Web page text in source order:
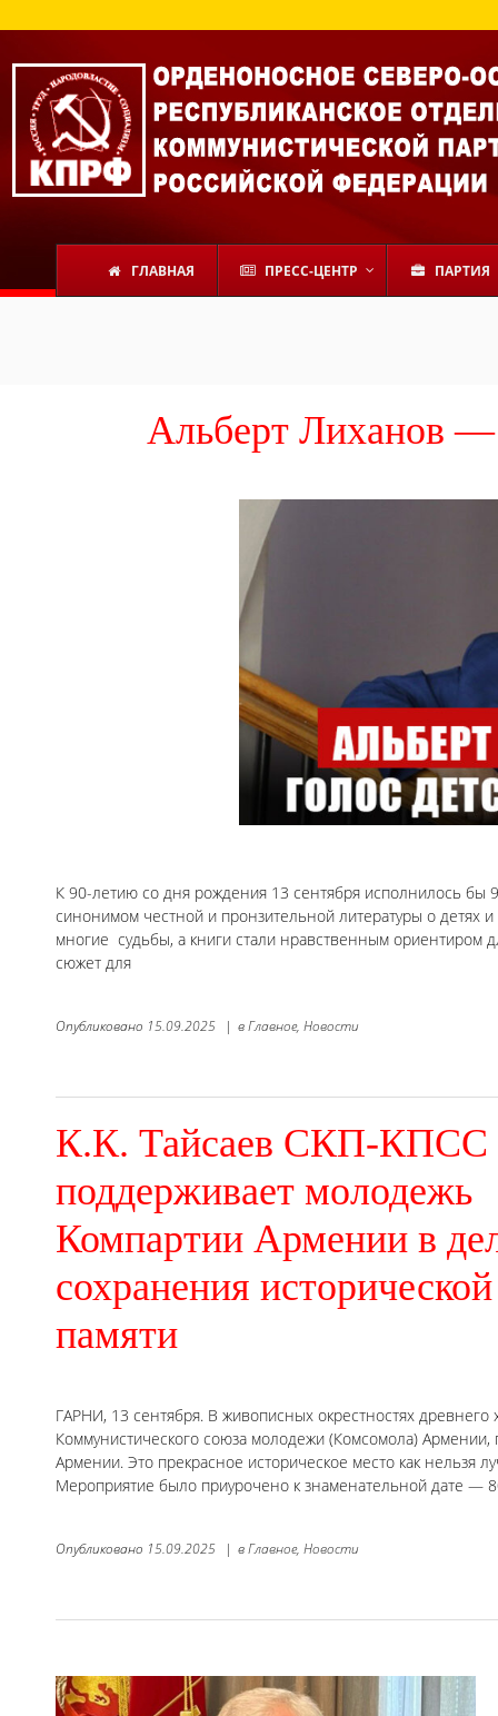
ГЛАВНАЯ ПРЕСС-ЦЕНТР ПАРТИЯ
Альберт Лиханов —
К 90-летию со дня рождения 13 сентября исполнилось бы
синонимом честной и пронзительной литературы о детях
многие судьбы, а книги стали нравственным ориентиром
сюжет для
Опубликовано 15.09.2025 | вГлавное, Новости
К.К. Тайсаев СКП-КПСС
поддерживает молодежь
Компартии Армении в
сохранения исторической
памяти
ГАРНИ, 13 сентября. В живописных окрестностях
Коммунистического союза молодежи (Комсомола)
Армении. Это прекрасное историческое место как
Мероприятие было приурочено к знаменательной дате —
Опубликовано 15.09.2025 | вГлавное, Новости